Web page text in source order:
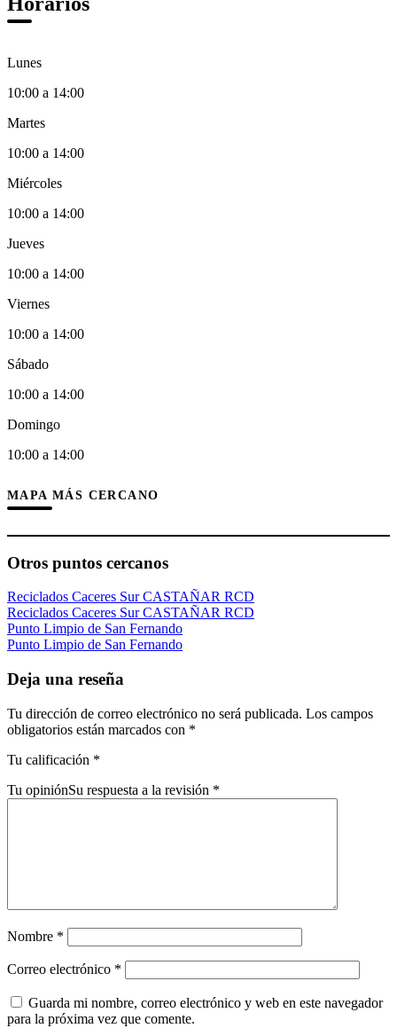
Lunes
10:00 a 14:00
Martes
10:00 a 14:00
Miércoles
10:00 a 14:00
Jueves
10:00 a 14:00
Viernes
10:00 a 14:00
Sábado
10:00 a 14:00
Domingo
10:00 a 14:00
MAPA MÁS CERCANO
Otros puntos cercanos
Reciclados Caceres Sur CASTAÑAR RCD
Reciclados Caceres Sur CASTAÑAR RCD
Punto Limpio de San Fernando
Punto Limpio de San Fernando
Deja una reseña
Tu dirección de correo electrónico no será publicada. Los campos
obligatorios están marcados con *
Tu calificación *
Tu opiniónSu respuesta a la revisión *
Nombre *
Correo electrónico *
Guarda mi nombre, correo electrónico y web en este navegador
para la próxima vez que comente.